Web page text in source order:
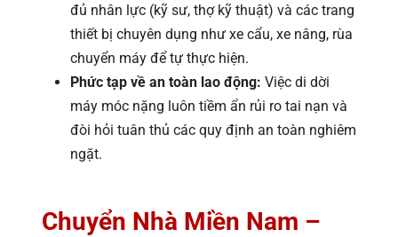
đủ nhân lực (kỹ sư, thợ kỹ thuật) và các trang
thiết bị chuyên dụng như xe cẩu, xe nâng, rùa
chuyển máy để tự thực hiện.
Phức tạp về an toàn lao động: Việc di dời
máy móc nặng luôn tiềm ẩn rủi ro tai nạn và
đòi hỏi tuân thủ các quy định an toàn nghiêm
ngặt.
Chuyển Nhà Miền Nam –